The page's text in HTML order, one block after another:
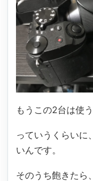
もうこの2台は使
っていうくらいに
いんです。
そのうち飽きたら